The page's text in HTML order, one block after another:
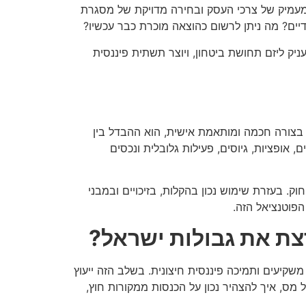
של צרכי העסק ובחירה מדויקת של מסגרת
מה ניתן לרשום כהוצאה מוכרת כבר עכשיו?
ליזם תחושת ביטחון, ויוצר תשתית פיננסית
חכמה ומותאמת אישית, הוא ההבדל בין
גיוסים, פעילות גלובלית ונכסים
בעזרת שימוש נכון בהקלות, בזיכויים ובמבני
הזה.
את גבולות ישראל?
ותמיכה פיננסית חיצונית. בשלב הזה ייעוץ
איך להצהיר נכון על הכנסות ממקורות חוץ,